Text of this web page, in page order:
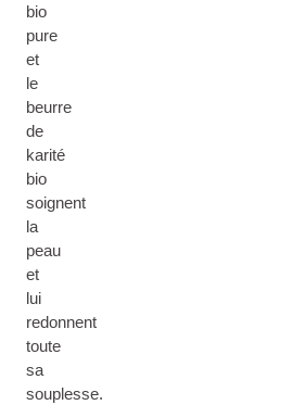
bio
pure
et
le
beurre
de
karité
bio
soignent
la
peau
et
lui
redonnent
toute
sa
souplesse.